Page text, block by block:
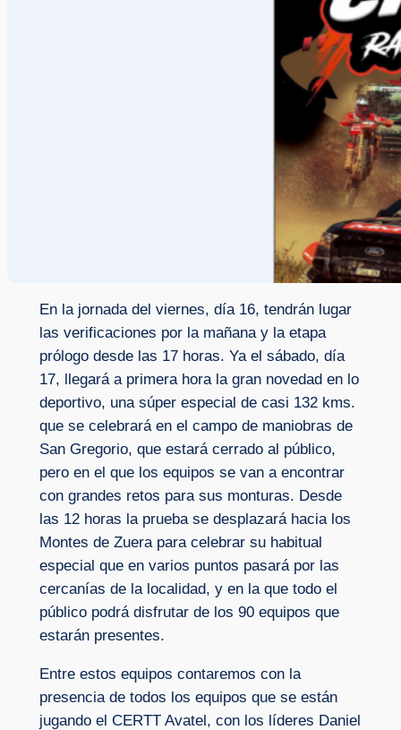
En la jornada del viernes, día 16, tendrán lugar
las verificaciones por la mañana y la etapa
prólogo desde las 17 horas. Ya el sábado, día
17, llegará a primera hora la gran novedad en lo
deportivo, una súper especial de casi 132 kms.
que se celebrará en el campo de maniobras de
San Gregorio, que estará cerrado al público,
pero en el que los equipos se van a encontrar
con grandes retos para sus monturas. Desde
las 12 horas la prueba se desplazará hacia los
Montes de Zuera para celebrar su habitual
especial que en varios puntos pasará por las
cercanías de la localidad, y en la que todo el
público podrá disfrutar de los 90 equipos que
estarán presentes.
Entre estos equipos contaremos con la
presencia de todos los equipos que se están
jugando el CERTT Avatel, con los líderes Daniel